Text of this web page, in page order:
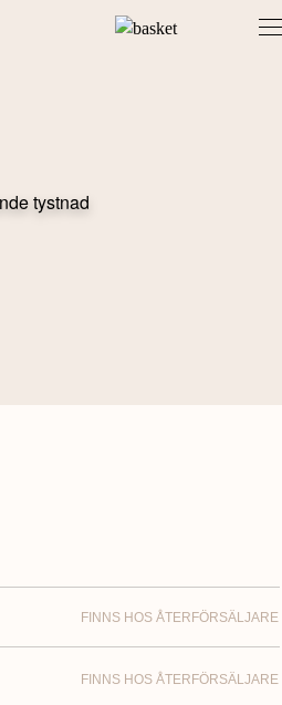
FINNS HOS ÅTERFÖRSÄLJARE
FINNS HOS ÅTERFÖRSÄLJARE